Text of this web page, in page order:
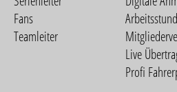
Fans
Teamleiter
Live
Profi